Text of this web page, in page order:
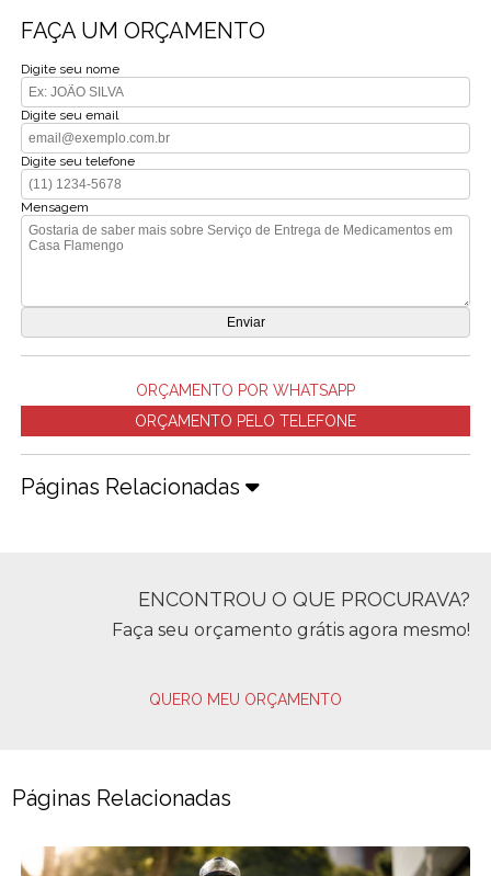
FAÇA UM ORÇAMENTO
Digite seu nome
Digite seu email
Digite seu telefone
Mensagem
ORÇAMENTO POR WHATSAPP
ORÇAMENTO PELO TELEFONE
Páginas Relacionadas
ENCONTROU O QUE PROCURAVA?
Faça seu orçamento grátis agora mesmo!
QUERO MEU ORÇAMENTO
Páginas Relacionadas